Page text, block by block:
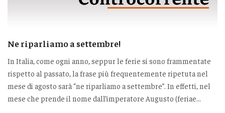
Ne riparliamo a settembre!
In Italia, come ogni anno, seppur le ferie si sono frammentate
rispetto al passato, la frase più frequentemente ripetuta nel
mese di agosto sarà “ne riparliamo a settembre”. In effetti, nel
mese che prende il nome dall’imperatore Augusto (feriae...